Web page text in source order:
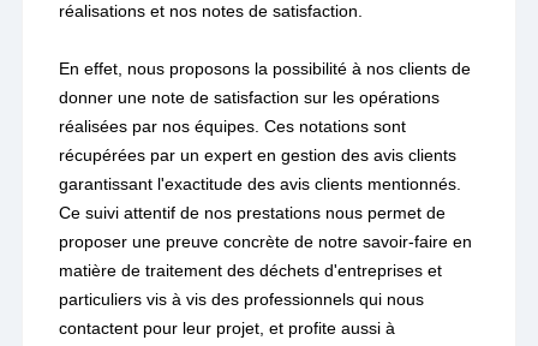
réalisations et nos notes de satisfaction.
En effet, nous proposons la possibilité à nos clients de
donner une note de satisfaction sur les opérations
réalisées par nos équipes. Ces notations sont
récupérées par un expert en gestion des avis clients
garantissant l'exactitude des avis clients mentionnés.
Ce suivi attentif de nos prestations nous permet de
proposer une preuve concrète de notre savoir-faire en
matière de traitement des déchets d'entreprises et
particuliers vis à vis des professionnels qui nous
contactent pour leur projet, et profite aussi à